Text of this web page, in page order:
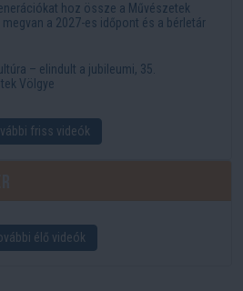
hoz össze a Művészetek
a 2027-es időpont és a bérletár
– elindult a jubileumi, 35.
Völgye
friss videók
élő videók